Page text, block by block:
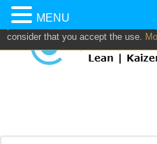
This website uses own and/or third
personalize content and/or
consider that you accept the use.
MENU